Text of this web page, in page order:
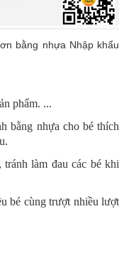
bằng nhựa Nhập khẩu
phẩm. ...
bằng nhựa cho bé thích
làm đau các bé khi
bé cùng trượt nhiều lượt